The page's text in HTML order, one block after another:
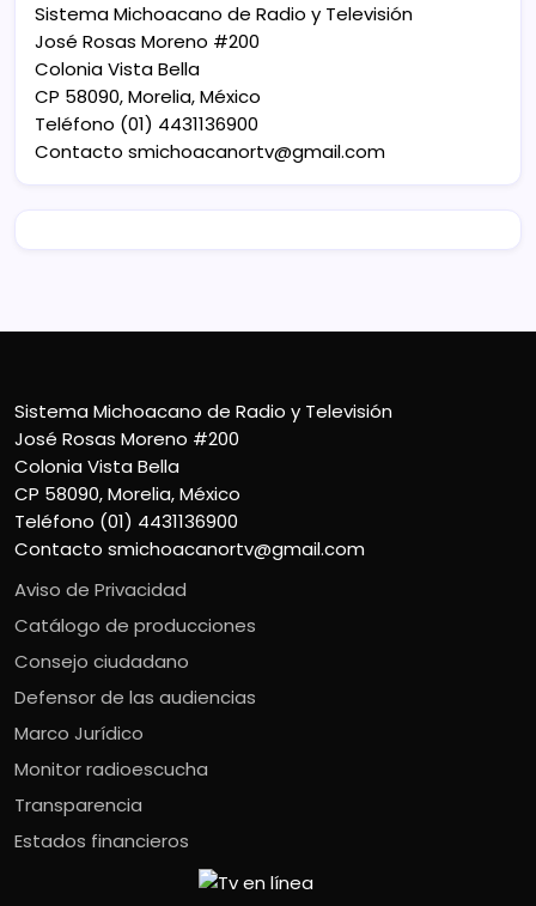
Sistema Michoacano de Radio y Televisión
José Rosas Moreno #200
Colonia Vista Bella
CP 58090, Morelia, México
Teléfono (01) 4431136900
Contacto smichoacanortv@gmail.com
Sistema Michoacano de Radio y Televisión
José Rosas Moreno #200
Colonia Vista Bella
CP 58090, Morelia, México
Teléfono (01) 4431136900
Contacto smichoacanortv@gmail.com
Aviso de Privacidad
Catálogo de producciones
Consejo ciudadano
Defensor de las audiencias
Marco Jurídico
Monitor radioescucha
Transparencia
Estados financieros